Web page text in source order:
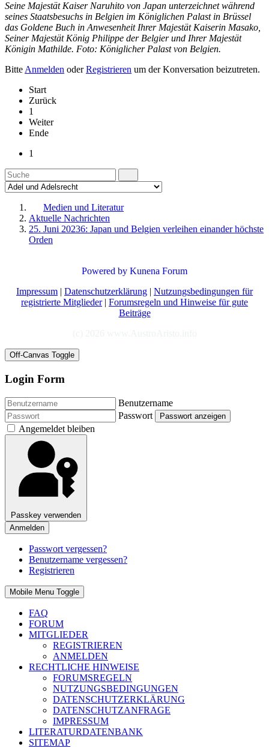
Seine Majestät Kaiser Naruhito von Japan unterzeichnet während
seines Staatsbesuchs in Belgien im Königlichen Palast in Brüssel
das Goldene Buch in Anwesenheit Ihrer Majestät Kaiserin Masako,
Seiner Majestät König Philippe der Belgier und Ihrer Majestät
Königin Mathilde. Foto: Königlicher Palast von Belgien.
Bitte Anmelden oderRegistrieren um der Konversation beizutreten.
Start
Zurück
1
Weiter
Ende
1
Medien und Literatur
Aktuelle Nachrichten
25. Juni 20236: Japan und Belgien verleihen einander höchste
Orden
Powered by Kunena Forum
Impressum | Datenschutzerklärung | Nutzungsbedingungen für
registrierte Mitglieder| Forumsregeln und Hinweise für gute
Beiträge
Off-Canvas Toggle
Login Form
Benutzername
Passwort
Passwort anzeigen
Angemeldet bleiben
Passkey verwenden
Anmelden
Passwort vergessen?
Benutzername vergessen?
Registrieren
Mobile Menu Toggle
FAQ
FORUM
MITGLIEDER
REGISTRIEREN
ANMELDEN
RECHTLICHE HINWEISE
FORUMSREGELN
NUTZUNGSBEDINGUNGEN
DATENSCHUTZERKLÄRUNG
DATENSCHUTZANFRAGE
IMPRESSUM
LITERATURDATENBANK
SITEMAP